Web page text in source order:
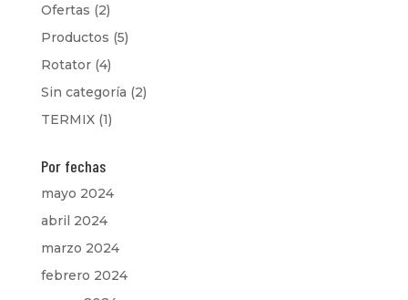
Ofertas (2)
Productos (5)
Rotator(4)
Sin categoría (2)
TERMIX(1)
Por fechas
mayo 2024
abril 2024
marzo 2024
febrero 2024